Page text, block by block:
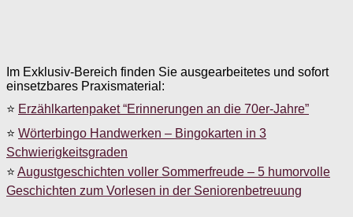
Im Exklusiv-Bereich finden Sie ausgearbeitetes und sofort
einsetzbares Praxismaterial:
⭐ Erzählkartenpaket “Erinnerungen an die 70er-Jahre”
⭐ Wörterbingo Handwerken – Bingokarten in 3
Schwierigkeitsgraden
⭐ Augustgeschichten voller Sommerfreude – 5 humorvolle
Geschichten zum Vorlesen in der Seniorenbetreuung